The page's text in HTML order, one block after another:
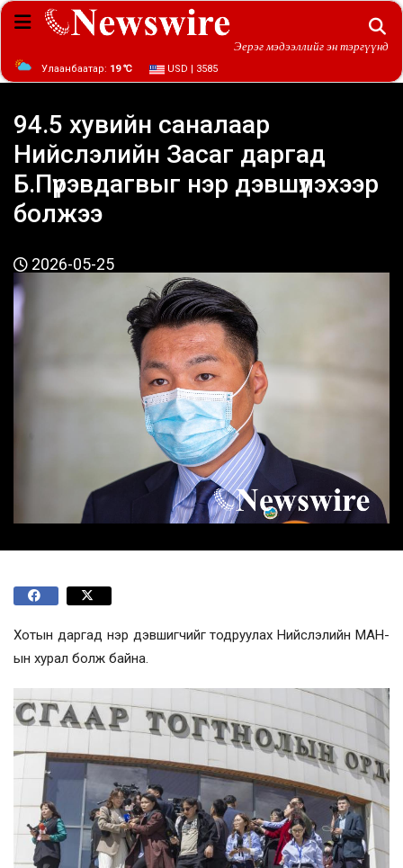
Эерэг мэдээллийг эн тэргүүнд
Улаанбаатар: 19 ℃ USD | 3585
94.5 хувийн саналаар
Нийслэлийн Засаг даргад
Б.Пүрэвдагвыг нэр дэвшүүлэхээр
болжээ
2026-05-25
Хотын даргад нэр дэвшигчийг тодруулах Нийслэлийн МАН-
ын хурал болж байна.